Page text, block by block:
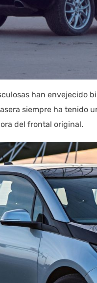
han envejecido
siempre ha tenido
del frontal original.